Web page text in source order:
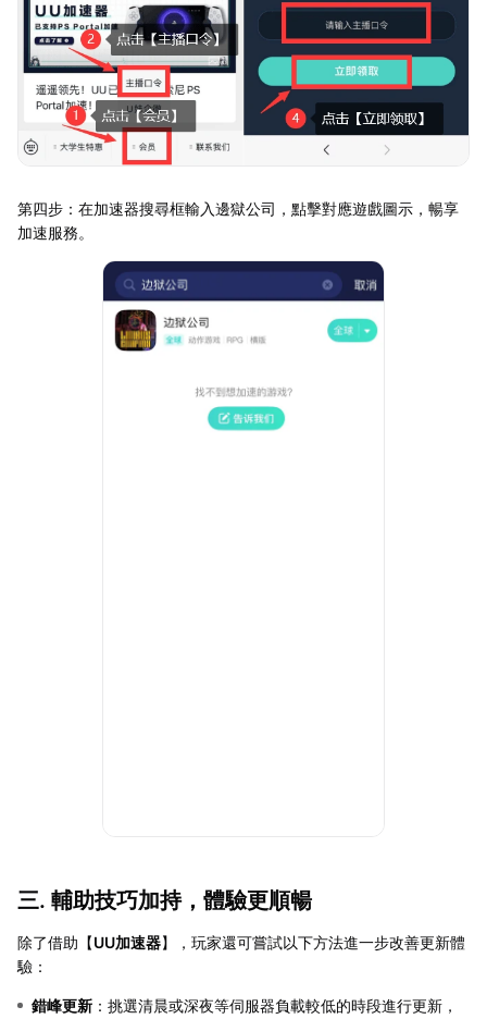
第四步：在加速器搜尋框輸入邊獄公司，點擊對應遊戲圖示，暢享
加速服務。
三. 輔助技巧加持，體驗更順暢
除了借助【UU加速器】，玩家還可嘗試以下方法進一步改善更新體
驗：
錯峰更新 ：挑選清晨或深夜等伺服器負載較低的時段進行更新，